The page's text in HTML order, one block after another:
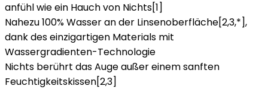
anfühl wie ein Hauch von Nichts[1]
Nahezu 100% Wasser an der Linsenoberfläche[2,3,*],
dank des einzigartigen Materials mit
Wassergradienten-Technologie
Nichts berührt das Auge außer einem sanften
Feuchtigkeitskissen[2,3]